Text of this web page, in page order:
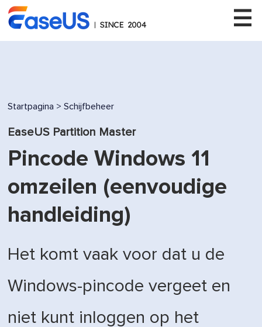
Startpagina > Schijfbeheer
EaseUS Partition Master
Pincode Windows 11
omzeilen (eenvoudige
handleiding)
Het komt vaak voor dat u de
Windows-pincode vergeet en
niet kunt inloggen op het